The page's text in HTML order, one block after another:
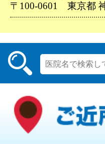
〒100-0601 東京都